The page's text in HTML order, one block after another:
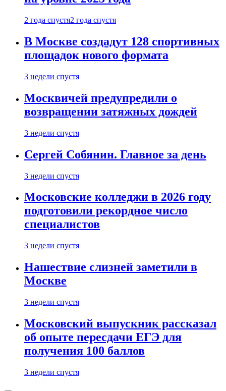
2 года спустя2 года спустя
В Москве создадут 128 спортивных
площадок нового формата
3 недели спустя
Москвичей предупредили о
возвращении затяжных дождей
3 недели спустя
Сергей Собянин. Главное за день
3 недели спустя
Московские колледжи в 2026 году
подготовили рекордное число
специалистов
3 недели спустя
Нашествие слизней заметили в
Москве
3 недели спустя
Московский выпускник рассказал
об опыте пересдачи ЕГЭ для
получения 100 баллов
3 недели спустя